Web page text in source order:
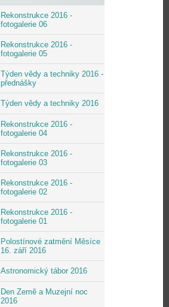
Rekonstrukce 2016 -
fotogalerie 06
Rekonstrukce 2016 -
fotogalerie 05
Týden vědy a techniky 2016 -
přednášky
Týden vědy a techniky 2016
Rekonstrukce 2016 -
fotogalerie 04
Rekonstrukce 2016 -
fotogalerie 03
Rekonstrukce 2016 -
fotogalerie 02
Rekonstrukce 2016 -
fotogalerie 01
Polostínové zatmění Měsíce
16. září 2016
Astronomický tábor 2016
Den Země a Muzejní noc
2016